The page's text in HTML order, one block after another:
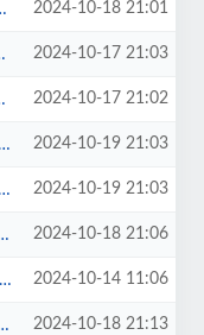
2024-10-18 21:01
2024-10-17 21:03
2024-10-17 21:02
2024-10-19 21:03
2024-10-19 21:03
2024-10-18 21:06
2024-10-14 11:06
2024-10-18 21:13